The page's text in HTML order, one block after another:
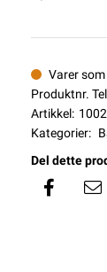
Varer
Produktnr.
Artikkel:
Kategorier:
Del dette